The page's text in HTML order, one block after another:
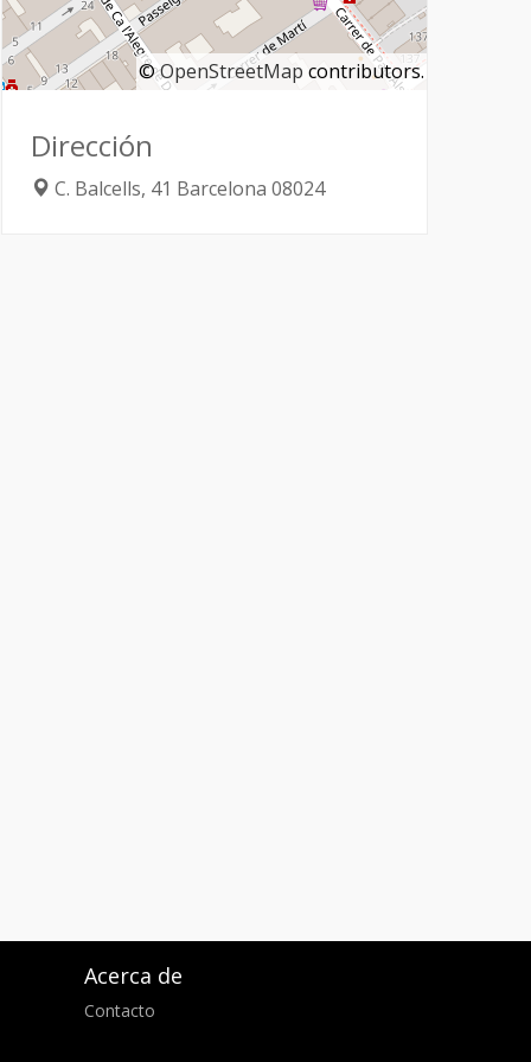
©OpenStreetMap contributors.
Dirección
C. Balcells, 41 Barcelona 08024
Acerca de
Contacto